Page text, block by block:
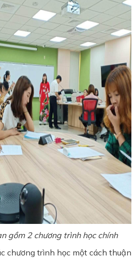
gồm 2 chương trình học chính
chương trình học một cách thuận